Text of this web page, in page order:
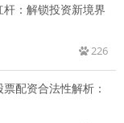
：解锁投资新境界
226
配资合法性解析：